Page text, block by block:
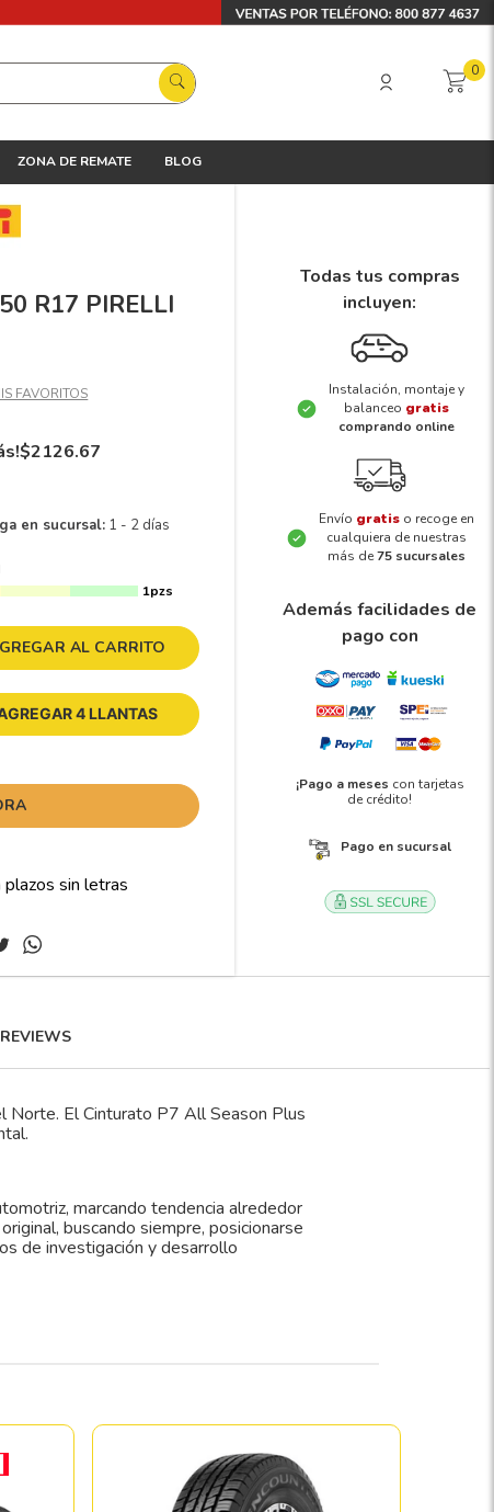
0
ZONA DE REMATE BLOG
R17 PIRELLI
$2126.67
en sucursal: 1 - 2 días
1pzs
AL CARRITO
4 LLANTAS
Todas tus compras
incluyen:
Instalación, montaje y
balanceo gratis
comprando online
Envío gratis o recoge en
cualquiera de nuestras
más de75 sucursales
Además facilidades de
pago con
¡Pago a meses con tarjetas
de crédito!
Pago en sucursal
REVIEWS
Norte. El Cinturato P7 All Season Plus
marcando tendencia alrededor
buscando siempre, posicionarse
de investigación y desarrollo